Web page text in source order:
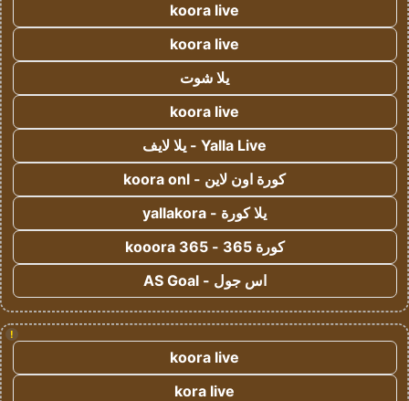
koora live
koora live
يلا شوت
koora live
Yalla Live - يلا لايف
كورة اون لاين - koora onl
يلا كورة - yallakora
كورة 365 - kooora 365
اس جول - AS Goal
!
koora live
kora live